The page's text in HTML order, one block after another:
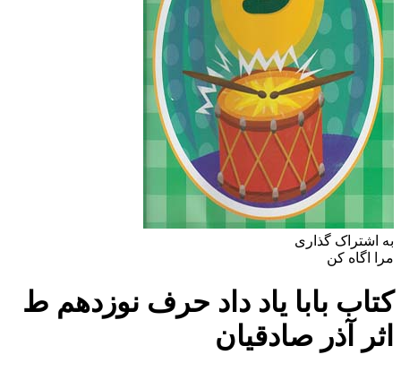
به اشتراک گذاری
مرا اگاه کن
کتاب بابا یاد داد حرف نوزدهم ط
اثر آذر صادقیان